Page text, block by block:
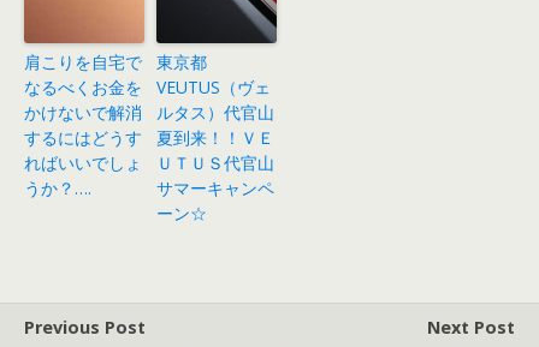
肩こりを自宅で
なるべくお金を
かけないで解消
するにはどうす
ればいいでしょ
うか？….
東京都
VEUTUS（ヴェ
ルタス）代官山
夏到来！！ＶＥ
ＵＴＵＳ代官山
サマーキャンペ
ーン☆
Previous Post
Next Post